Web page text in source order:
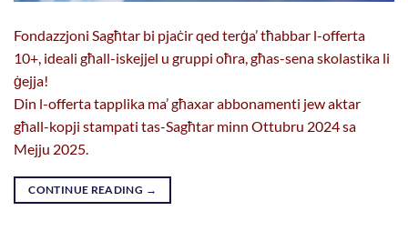
Fondazzjoni Sagħtar bi pjaċir qed terġa’ tħabbar l-offerta
10+, ideali għall-iskejjel u gruppi oħra, għas-sena skolastika li
ġejja!
Din l-offerta tapplika ma’ għaxar abbonamenti jew aktar
għall-kopji stampati tas-Sagħtar minn Ottubru 2024 sa
Mejju 2025.
CONTINUE READING →